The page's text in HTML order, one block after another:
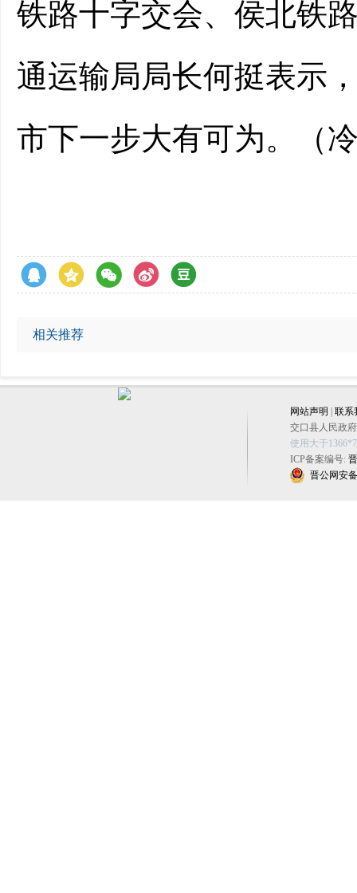
铁路十字交会、侯北铁
通运输局局长何挺表示
市下一步大有可为。（
相关推荐
网站声明
联系
交口县人民政
使用大于
ICP备案编号:
晋公网安